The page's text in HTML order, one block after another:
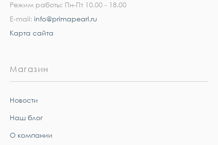
Режим работы: Пн-Пт 10.00 - 18.00
E-mail: info@primapearl.ru
Карта сайта
Магазин
Новости
Наш блог
О компании